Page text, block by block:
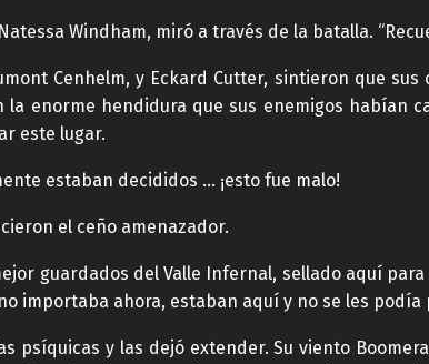
Windham, miró a través de la batalla.
Cenhelm, y Eckard Cutter, sintieron que
la enorme hendidura que sus enemigos habían
este lugar.
estaban decididos … ¡esto fue malo!
el ceño amenazador.
guardados del Valle Infernal, sellado aquí
no importaba ahora, estaban aquí y no se les
psíquicas y las dejó extender. Su viento